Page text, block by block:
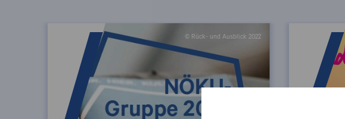
© Rück- und Ausblick 2022